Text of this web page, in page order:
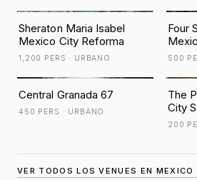
Sheraton Maria Isabel
Mexico City Reforma
1,200 PERS · URBANO
Four
500
Central Granada 67
450 PERS · URBANO
The
City
200
VER TODOS LOS VENUES EN